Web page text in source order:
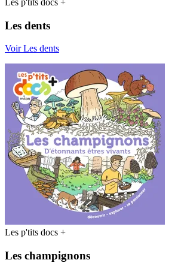
Les p'tits docs +
Les dents
Voir Les dents
Les p'tits docs +
Les champignons